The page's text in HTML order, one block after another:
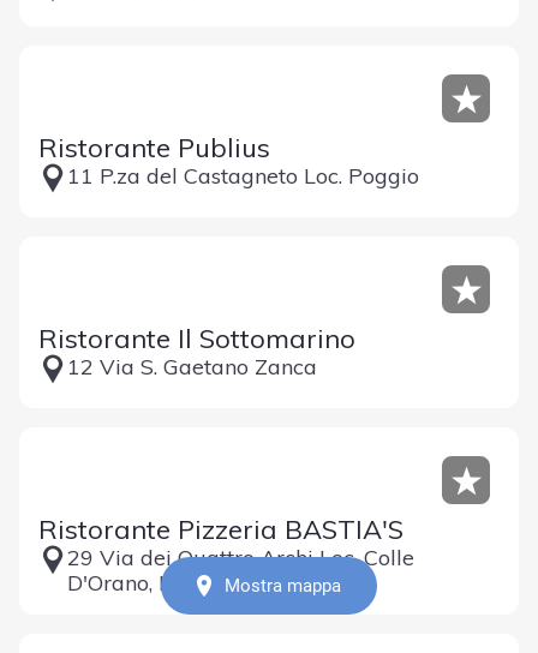
Ristorante Publius
11 P.za del Castagneto Loc. Poggio
Ristorante Il Sottomarino
12 Via S. Gaetano Zanca
Ristorante Pizzeria BASTIA'S
29 Via dei Quattro Archi Loc. Colle
D'Orano, MarcianaMostra mappa